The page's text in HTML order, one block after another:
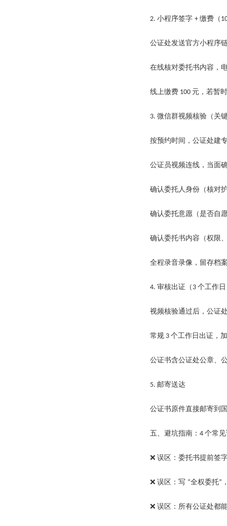
2. 小程序签字 + 缴费（
公证处发送官方小程序
在线核对委托书内容，
线上缴费 100 元，若暂
3. 微信群视频核验（关
按预约时间，公证处建
公证员视频连线，当面
确认委托人身份（核对
确认委托意愿（是否自
确认委托书内容（权限
全程录音录像，留存档
4. 审核出证（ 3 个工作
视频核验通过后，公证
常规 3 个工作日出证，
公证书含公证处公章、
5. 邮寄送达
公证书原件直接邮寄到
五、避坑指南： 4 个常
❌ 误区：委托书提前签
❌ 误区：写 “全权委托”
❌ 误区：所有公证处都